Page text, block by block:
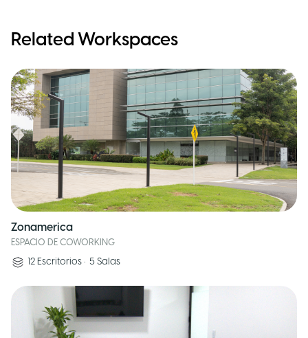
Related Workspaces
Zonamerica
ESPACIO DE COWORKING
12 Escritorios • 5 Salas